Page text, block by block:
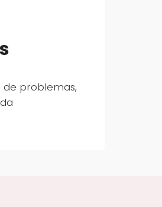
de problemas,